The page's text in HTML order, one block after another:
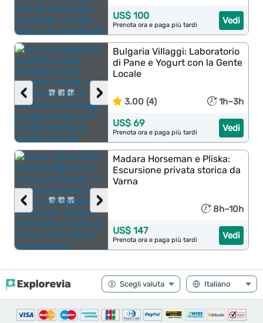
Vedi
US$ 100
Prenota ora e paga più tardi
›
‹
Bulgaria Villaggi: Laboratorio
di Pane e Yogurt con la Gente
Locale
3.00 (4) 1h–3h
Vedi
US$ 69
Prenota ora e paga più tardi
›
‹
Madara Horseman e Pliska:
Escursione privata storica da
Varna
8h–10h
Vedi
US$ 147
Prenota ora e paga più tardi